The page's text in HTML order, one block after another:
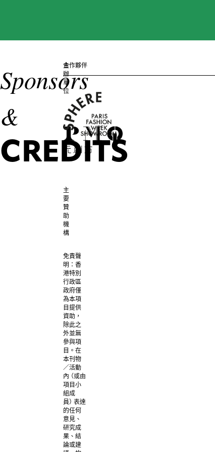
KAY
KWOK
LOVE
KILLS
Metal
Dress
LOOM
&
Andy
Wong
Pair
Pe
Fu
NILMANCE
Mike
Yeung
INFLATABLE
INSULATION
JACKET
SHEK
LEUNG
Samson
Leung
Noise
Cross
Shirt
Sponsors
&
CREDITS
主
辦
單
位
主
要
贊
助
機
構
免責聲
明：香
港特別
行政區
政府僅
為本項
目提供
資助，
除此之
外並無
參與項
目。在
本刊物
／活動
內（或由
項目小
組成
員）表達
的任何
意見、
研究成
果、結
論或建
合作夥伴